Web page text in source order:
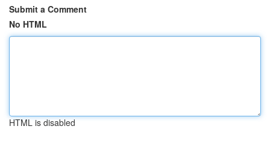
Submit a Comment
No HTML
HTML is disabled